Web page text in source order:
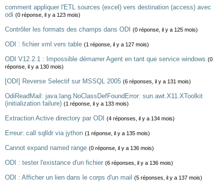
comment appliquer l'ETL sources (excel) vers destination (access) avec
odi (0 réponse, il y a 123 mois)
Contrôler les formats des champs dans ODI (0 réponse, il y a 125 mois)
ODI : fichier xml vers table (1 réponse, il y a 127 mois)
ODI V12.2.1 : Impossible démarrer Agent en tant que service windows (0
réponse, il y a 130 mois)
[ODI] Reverse Selectif sur MSSQL 2005 (6 réponses, il y a 131 mois)
OdiReadMail: java.lang.NoClassDefFoundError: sun.awt.X11.XToolkit
(initialization failure) (1 réponse, il y a 133 mois)
Extraction Active directory par ODI (4 réponses, il y a 134 mois)
Erreur: call sqlldr via jython (1 réponse, il y a 135 mois)
Cannot expand named range (0 réponse, il y a 136 mois)
ODI : tester l'existance d'un fichier (6 réponses, il y a 136 mois)
ODI : Afficher un lien dans le corps d'un mail (5 réponses, il y a 137 mois)